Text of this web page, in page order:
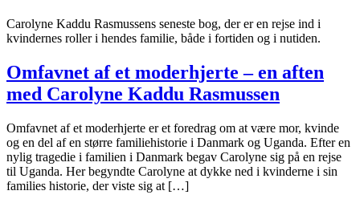
Carolyne Kaddu Rasmussens seneste bog, der er en rejse ind i
kvindernes roller i hendes familie, både i fortiden og i nutiden.
Omfavnet af et moderhjerte – en aften
med Carolyne Kaddu Rasmussen
Omfavnet af et moderhjerte er et foredrag om at være mor, kvinde
og en del af en større familiehistorie i Danmark og Uganda. Efter en
nylig tragedie i familien i Danmark begav Carolyne sig på en rejse
til Uganda. Her begyndte Carolyne at dykke ned i kvinderne i sin
families historie, der viste sig at […]